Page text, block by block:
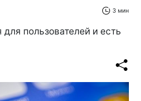
3 мин
для пользователей и есть